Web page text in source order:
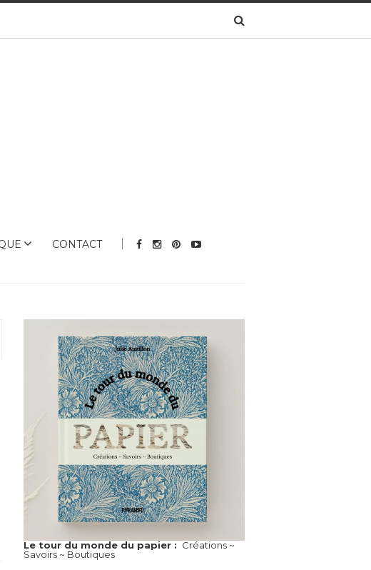
CONTACT
Le tour du monde du papier : Créations ~
Savoirs ~ Boutiques